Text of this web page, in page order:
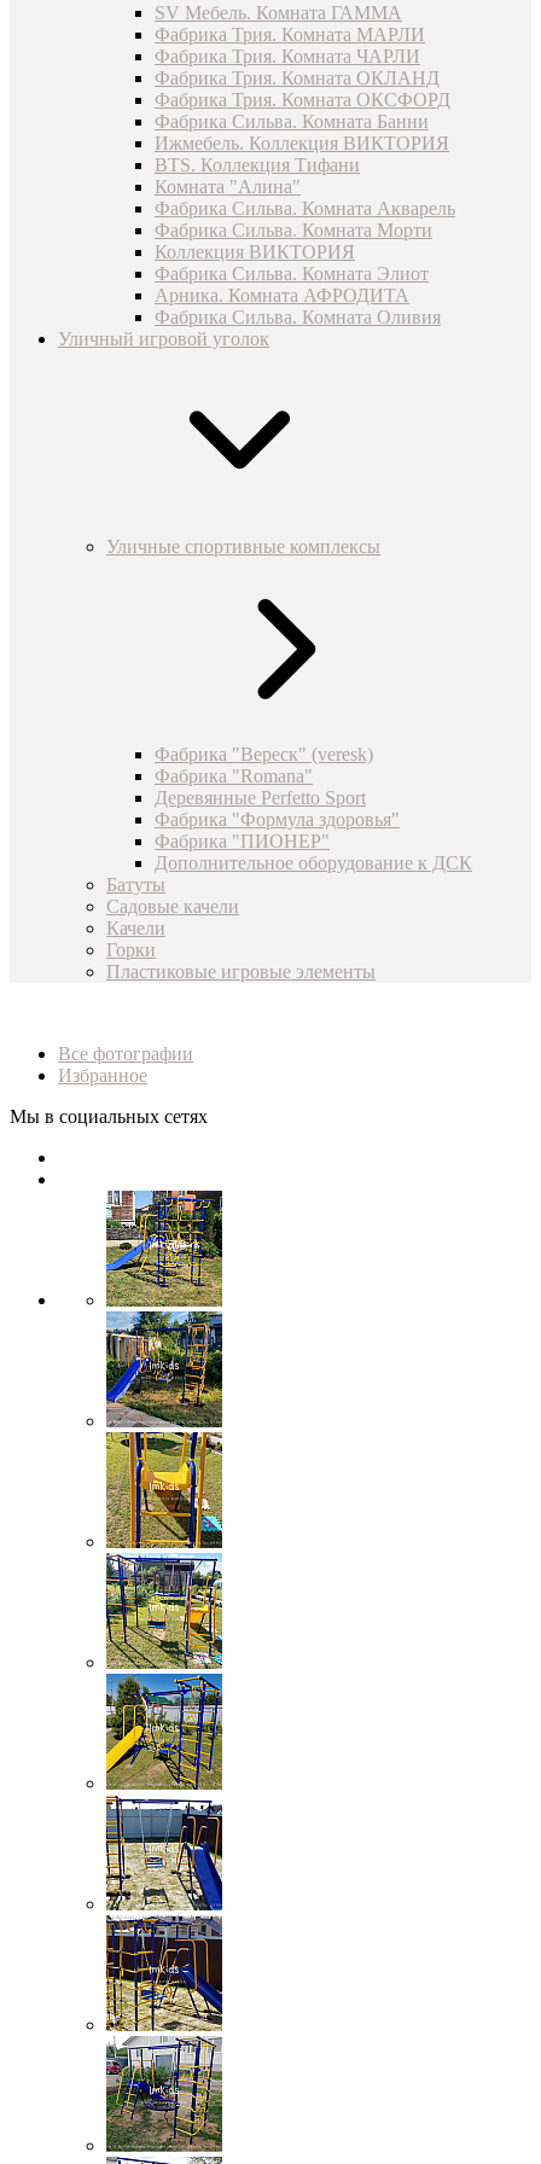
SV Мебель. Комната ГАММА
Фабрика Трия. Комната МАРЛИ
Фабрика Трия. Комната ЧАРЛИ
Фабрика Трия. Комната ОКЛАНД
Фабрика Трия. Комната ОКСФОРД
Фабрика Сильва. Комната Банни
Ижмебель. Коллекция ВИКТОРИЯ
BTS. Коллекция Тифани
Комната "Алина"
Фабрика Сильва. Комната Акварель
Фабрика Сильва. Комната Морти
Коллекция ВИКТОРИЯ
Фабрика Сильва. Комната Элиот
Арника. Комната АФРОДИТА
Фабрика Сильва. Комната Оливия
Уличный игровой уголок
Уличные спортивные комплексы
Фабрика "Вереск" (veresk)
Фабрика "Romana"
Деревянные Perfetto Sport
Фабрика "Формула здоровья"
Фабрика "ПИОНЕР"
Дополнительное оборудование к ДСК
Батуты
Садовые качели
Качели
Горки
Пластиковые игровые элементы
Все фотографии
Избранное
Мы в социальных сетях